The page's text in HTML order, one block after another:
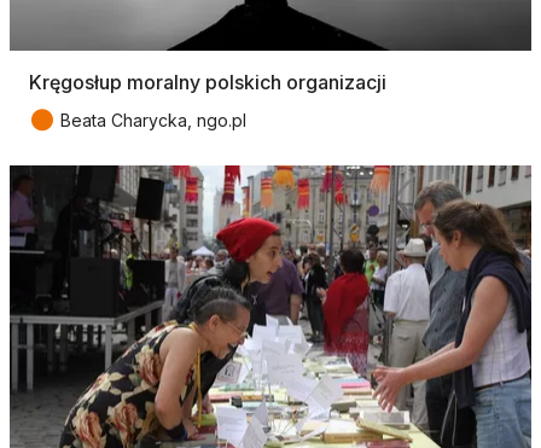
Kręgosłup moralny polskich organizacji
● Beata Charycka, ngo.pl